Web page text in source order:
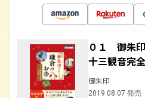
０１ 御朱
十三観音完
御朱印
2019.08.07 発売